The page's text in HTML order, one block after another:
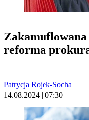
Zakamuflowana
reforma
Patrycja Rojek-Socha
14.08.2024 | 07:30